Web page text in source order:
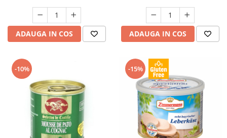
ADAUGA IN COS ADAUGA IN COS
-10% -15%